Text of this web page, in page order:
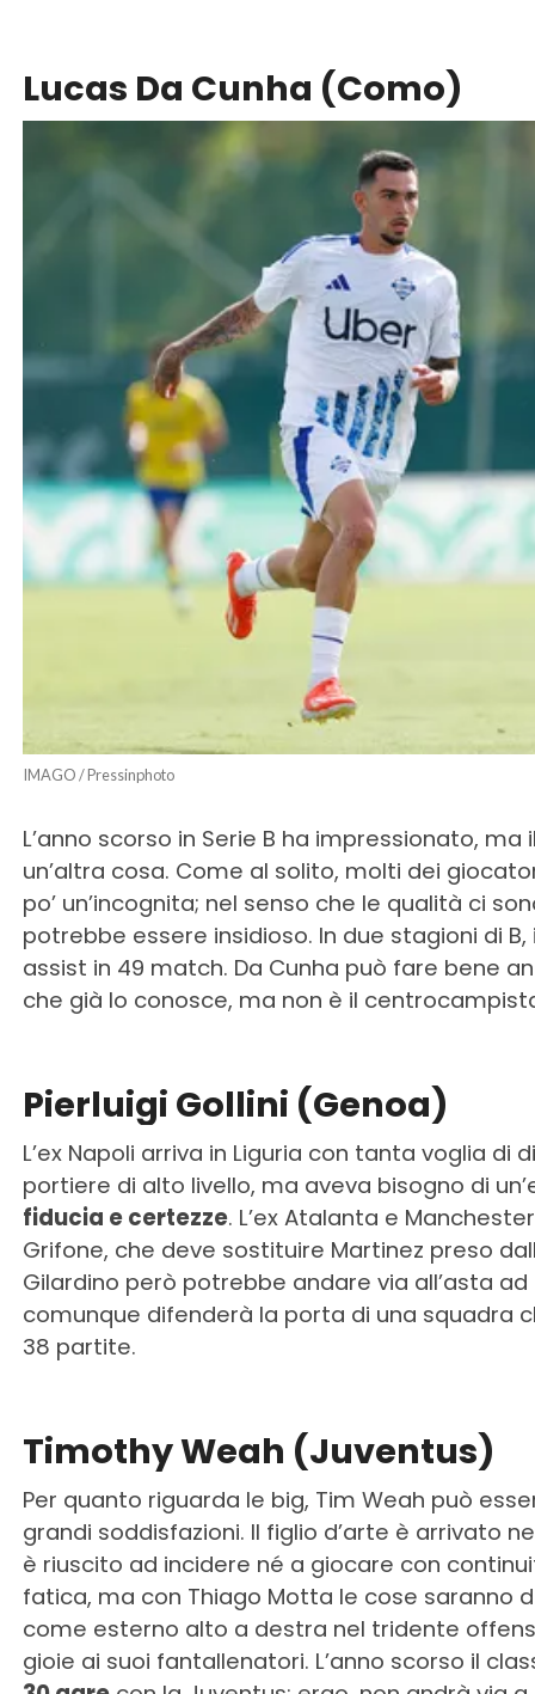
Lucas Da Cunha (Como)
IMAGO / Pressinphoto
L’anno scorso in Serie B ha impressionato,
un’altra cosa. Come al solito, molti dei
po’ un’incognita; nel senso che le qualità ci
potrebbe essere insidioso. In due stagioni di
assist in 49 match. Da Cunha può fare bene
che già lo conosce, ma non è il
Pierluigi Gollini (Genoa)
L’ex Napoli arriva in Liguria con tanta voglia
portiere di alto livello, ma aveva bisogno di
fiducia e certezze. L’ex Atalanta e
Grifone, che deve sostituire Martinez preso
Gilardino però potrebbe andare via all’asta
comunque difenderà la porta di una squadra
38 partite.
Timothy Weah (Juventus)
Per quanto riguarda le big, Tim Weah può
grandi soddisfazioni. Il figlio d’arte è arrivato
è riuscito ad incidere né a giocare con
fatica, ma con Thiago Motta le cose saranno
come esterno alto a destra nel tridente
gioie ai suoi fantallenatori. L’anno scorso il